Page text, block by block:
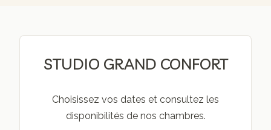
STUDIO GRAND CONFORT
Choisissez vos dates et consultez les
disponibilités de nos chambres.